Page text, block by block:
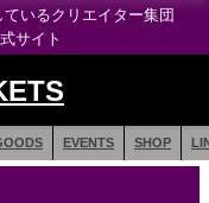
いるクリエイター集団
サイト
EVENTS SHOP